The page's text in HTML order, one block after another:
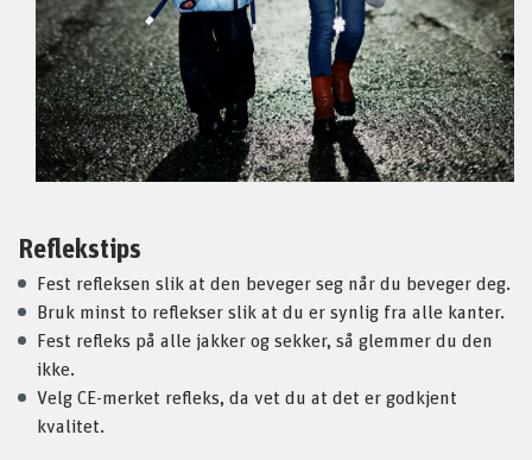
Reflekstips
Fest refleksen slik at den beveger seg når du beveger deg.
Bruk minst to reflekser slik at du er synlig fra alle kanter.
Fest refleks på alle jakker og sekker, så glemmer du den
ikke.
Velg CE-merket refleks, da vet du at det er godkjent
kvalitet.